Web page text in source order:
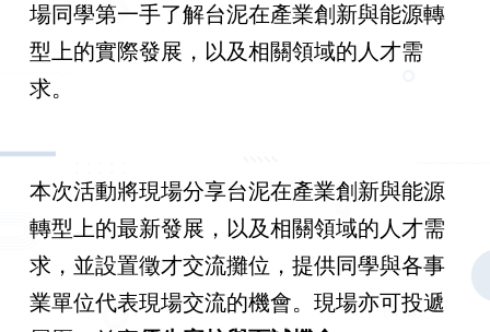
場同學第一手了解台泥在產業創新與能源轉
型上的實際發展，以及相關領域的人才需
求。
本次活動將現場分享台泥在產業創新與能源
轉型上的最新發展，以及相關領域的人才需
求，並設置徵才交流攤位，提供同學與各事
業單位代表現場交流的機會。現場亦可投遞